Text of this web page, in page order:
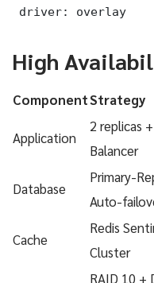
driver: overlay
High
ComponentStrategy
Application
2 replicas
Balancer
Database
Primary-
Auto-
Cache
Redis
Cluster
RAID 10 +